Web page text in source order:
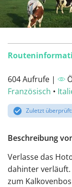
604 Aufrufe |
Französisch •
Zuletzt
Beschreibung
Verlasse das
dahinter verläuft.
zum